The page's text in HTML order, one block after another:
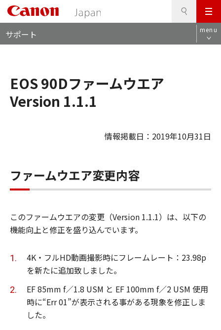
メ
ニ
ュ
サポート menu
EOS 90Dファームウエア
Version 1.1.1
情報掲載日：2019年10月31日
ファームウエア変更内容
このファームウエアの変更（Version 1.1.1）は、以下の
機能向上と修正を盛り込んでいます。
4K・フルHD動画撮影時にフレームレート：23.98p
を新たに追加致しました。
EF 85mm f／1.8 USM と EF 100mm f／2 USM 使用
時に“Err 01”が表示される事がある現象を修正しま
した。